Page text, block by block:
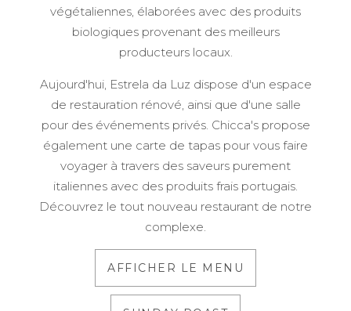
végétaliennes, élaborées avec des produits
biologiques provenant des meilleurs
producteurs locaux.
Aujourd'hui, Estrela da Luz dispose d'un espace
de restauration rénové, ainsi que d'une salle
pour des événements privés. Chicca's propose
également une carte de tapas pour vous faire
voyager à travers des saveurs purement
italiennes avec des produits frais portugais.
Découvrez le tout nouveau restaurant de notre
complexe.
AFFICHER LE MENU